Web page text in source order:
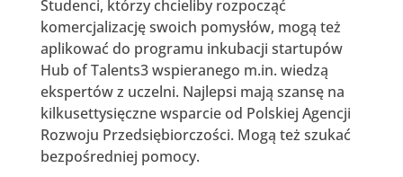
Studenci, którzy chcieliby rozpocząć
komercjalizację swoich pomysłów, mogą też
aplikować do programu inkubacji startupów
Hub of Talents3 wspieranego m.in. wiedzą
ekspertów z uczelni. Najlepsi mają szansę na
kilkusettysięczne wsparcie od Polskiej Agencji
Rozwoju Przedsiębiorczości. Mogą też szukać
bezpośredniej pomocy.